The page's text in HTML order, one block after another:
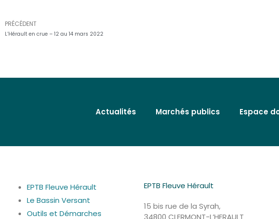
Précédent
PRÉCÉDENT
L’Hérault en crue – 12 au 14 mars 2022
Actualités Marchés publics Espace
EPTB Fleuve Hérault
Le Bassin Versant
Outils et Démarches
EPTB Fleuve Hérault
15 bis rue de la Syrah,
34800 CLERMONT-L’HERAULT